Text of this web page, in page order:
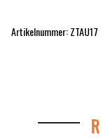
Artikelnummer: ZTAU17